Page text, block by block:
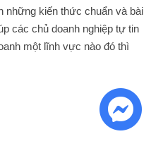
những kiến thức chuẩn và bài
các chủ doanh nghiệp tự tin
một lĩnh vực nào đó thì